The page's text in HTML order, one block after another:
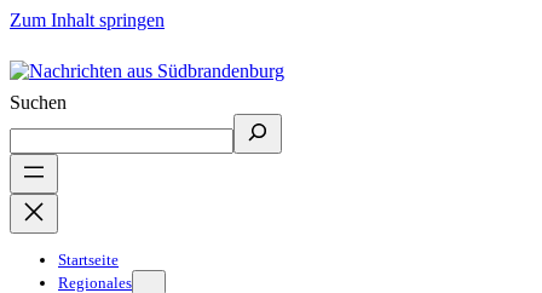
Zum Inhalt springen
Suchen
Startseite
Regionales